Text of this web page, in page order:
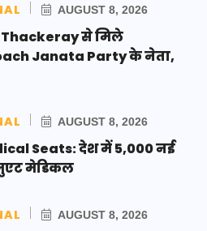
AUGUST 8, 2026
से मिले
Janata Party के नेता,
AUGUST 8, 2026
Seats: देश में 5,000 नई
मेडिकल
AUGUST 8, 2026